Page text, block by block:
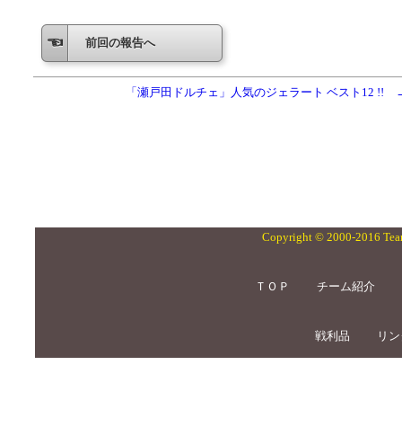
前回の報告へ
「瀬戸田ドルチェ」人気のジェラート ベスト
Copyright © 2000-2016
ＴＯＰ チーム紹介
戦利品 リ